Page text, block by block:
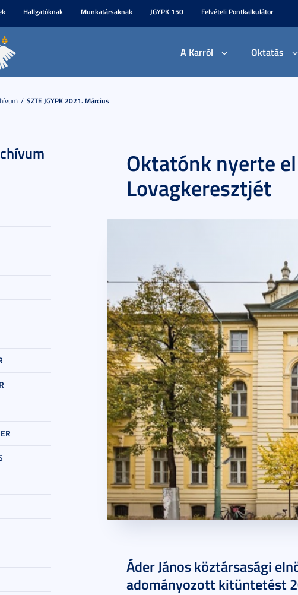
Hallgatóknak Munkatársaknak JGYPK 150 Felvételi Pontkalkulátor
A Karról Oktatás
SZTE JGYPK 2021. Március
Oktatónk nyerte
Lovagkeresztjét
Áder János köztársasági
adományozott kitüntetést